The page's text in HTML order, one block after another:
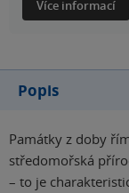
Více informací
Popis
Památky z doby
středomořská
– to je